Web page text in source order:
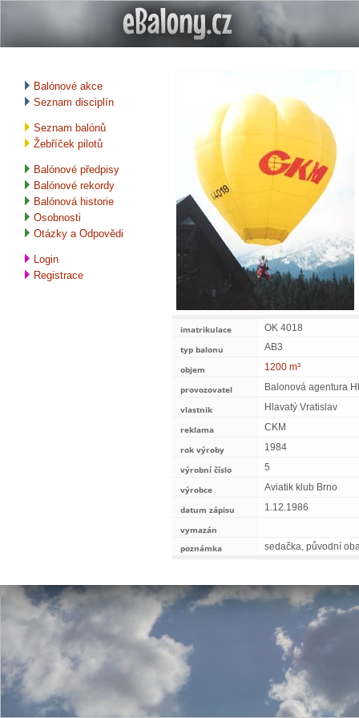
Balónové akce
Seznam disciplín
Seznam balónů
Žebříček pilotů
Balónové předpisy
Balónové rekordy
Balónová historie
Osobnosti
Otázky a Odpovědi
Login
Registrace
imatrikulace
OK 4018
typ balonu
AB3
objem
1200 m³
provozovatel
Balonová agentura
vlastnik
Hlavatý Vratislav
reklama
CKM
rok výroby
1984
výrobní číslo
5
výrobce
Aviatik klub Brno
datum zápisu
1.12.1986
vymazán
poznámka
sedačka, původní